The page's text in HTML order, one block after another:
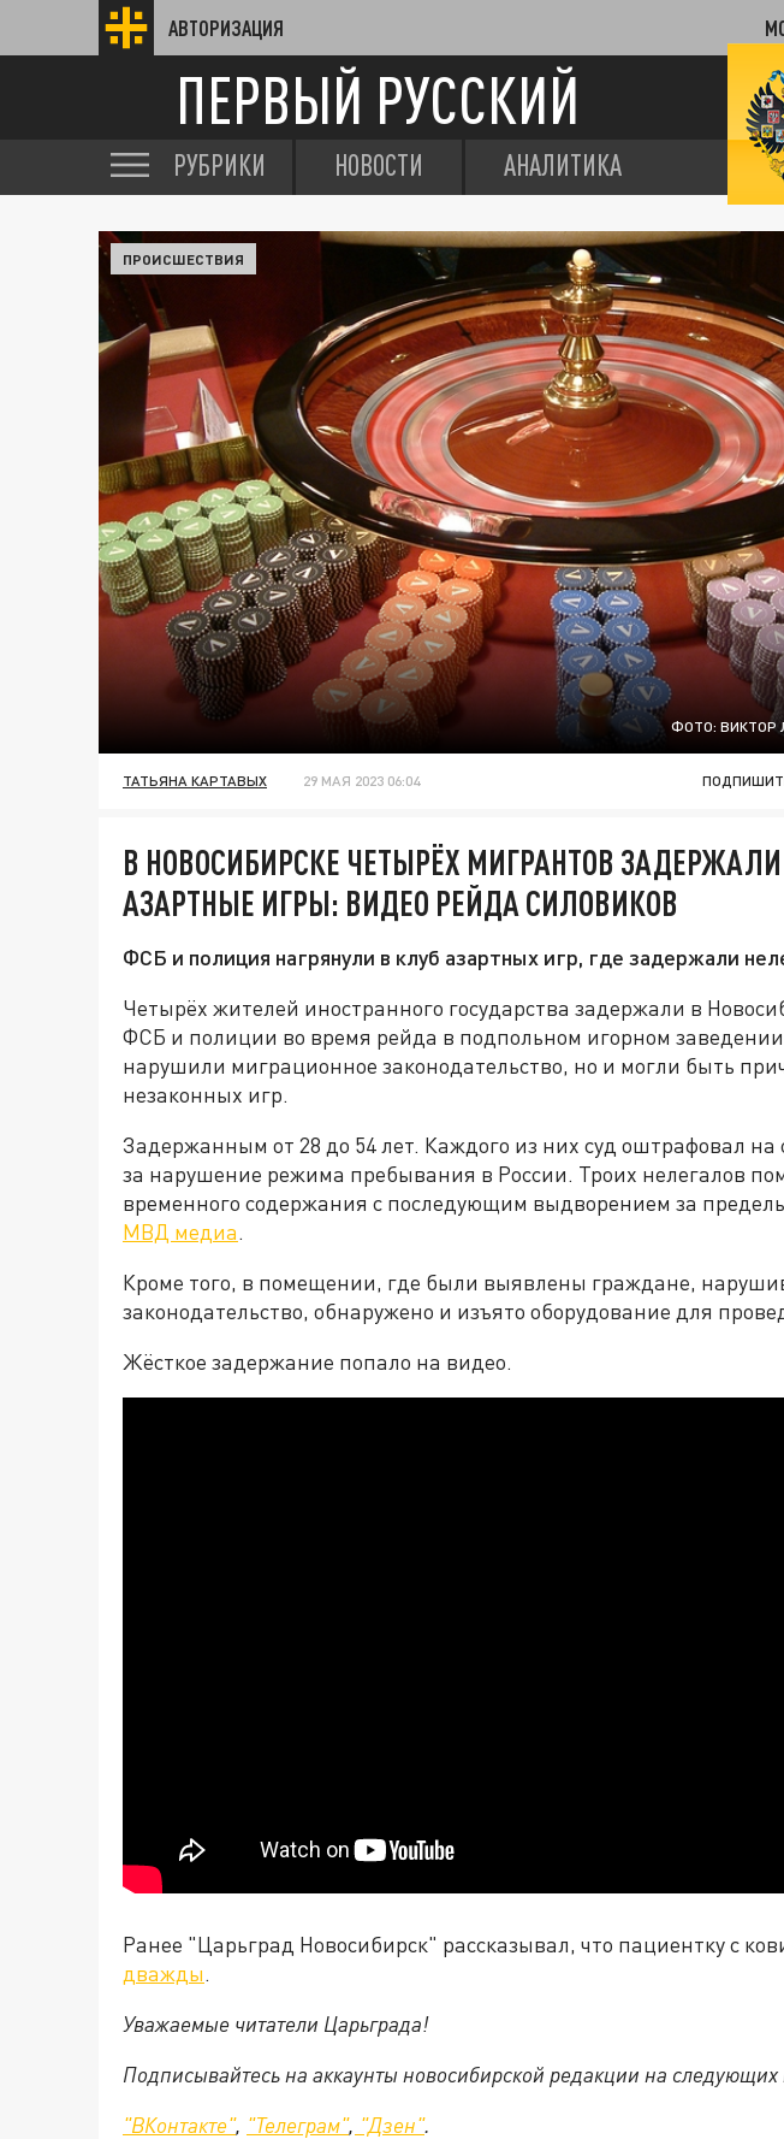
АВТОРИЗАЦИЯ
ПЕРВЫЙ РУССКИЙ
РУБРИКИ НОВОСТИ АНАЛИТИКА
ФОТО: ВИКТОР
ПРОИСШЕСТВИЯ
ТАТЬЯНА КАРТАВЫХ 29 МАЯ 2023 06:04
В НОВОСИБИРСКЕ ЧЕТЫРЁХ МИГРАНТОВ
АЗАРТНЫЕ ИГРЫ: ВИДЕО РЕЙДА СИЛОВИКОВ
ФСБ и полиция нагрянули в клуб азартных игр, где задержали
Четырёх жителей иностранного государства задержали в
ФСБ и полиции во время рейда в подпольном игорном
нарушили миграционное законодательство, но и могли быть
незаконных игр.
Задержанным от 28 до 54 лет. Каждого из них суд оштрафовал на
за нарушение режима пребывания в России. Троих нелегалов
временного содержания с последующим выдворением за
МВД медиа.
Кроме того, в помещении, где были выявлены граждане,
законодательство, обнаружено и изъято оборудование для
Жёсткое задержание попало на видео.
Ранее "Царьград Новосибирск" рассказывал, что пациентку с
дважды.
Уважаемые читатели Царьграда!
Подписывайтесь на аккаунты новосибирской редакции на
"ВКонтакте", "Телеграм", "Дзен".